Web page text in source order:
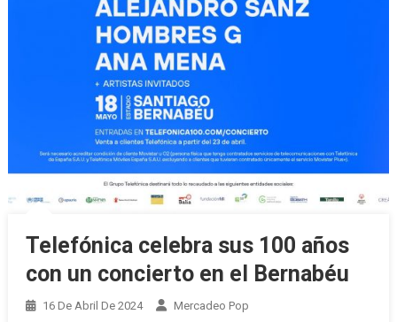
Telefónica celebra sus 100 años
con un concierto en el Bernabéu
16 De Abril De 2024 Mercadeo Pop